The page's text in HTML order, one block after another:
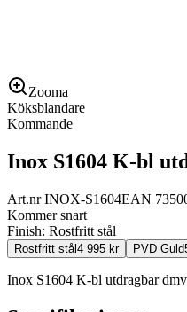
Zooma
Köksblandare
Kommande
Inox S1604 K-bl
Art.nrINOX-S1604EAN
Kommer snart
Finish: Rostfritt stål
Rostfritt stål 4 995 kr PVD Guld
Inox S1604 K-bl utdragbar